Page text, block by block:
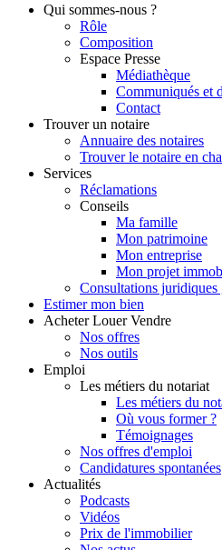
Qui sommes-nous ?
Rôle
Composition
Espace Presse
Médiathèque
Communiqués et
Contact
Trouver un notaire
Annuaire des notaires
Trouver le notaire en
Services
Réclamations
Conseils
Ma famille
Mon patrimoine
Mon entreprise
Mon projet
Consultations juridiques
Estimer mon bien
Acheter Louer Vendre
Nos offres
Nos outils
Emploi
Les métiers du notariat
Les métiers du
Où vous former ?
Témoignages
Nos offres d'emploi
Candidatures spontanées
Actualités
Podcasts
Vidéos
Prix de l'immobilier